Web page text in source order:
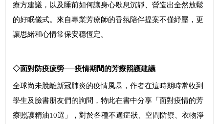
療方建議，以及睡前如何讓身心歇息沉靜、營造出全然放鬆
的好眠儀式。來自專業芳療師的香氛陪伴提案不僅紓壓，更
讓思緒和心情常保安穩恆定。
◇面對防疫疲勞──疫情期間的芳療照護建議
全球尚未脫離新冠肺炎的疫情風暴，作者在這時期時常收到
學生及臉書朋友們的詢問，特此在書中分享「面對疫情的芳
療照護精油10選」，對於各種不適症狀、空間防禦、衣物淨